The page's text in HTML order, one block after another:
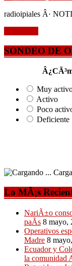
radioipiales Â·
SONDEO DE
Muy
Activo
Poco
Deficiente
Lo MÃ¡s
NariÃ±o
paÃ­s 8 mayo,
Operativos
Madre 8
Ecuador y
la comunidad